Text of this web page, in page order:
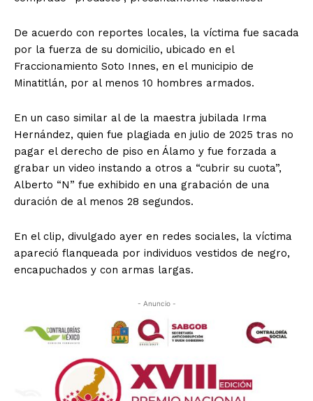
De acuerdo con reportes locales, la víctima fue sacada
por la fuerza de su domicilio, ubicado en el
Fraccionamiento Soto Innes, en el municipio de
Minatitlán, por al menos 10 hombres armados.
En un caso similar al de la maestra jubilada Irma
Hernández, quien fue plagiada en julio de 2025 tras no
pagar el derecho de piso en Álamo y fue forzada a
grabar un video instando a otros a “cubrir su cuota”,
Alberto “N” fue exhibido en una grabación de una
duración de al menos 28 segundos.
En el clip, divulgado ayer en redes sociales, la víctima
apareció flanqueada por individuos vestidos de negro,
encapuchados y con armas largas.
- Anuncio -